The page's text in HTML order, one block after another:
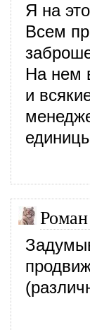
Я на
Всем
На нем
и